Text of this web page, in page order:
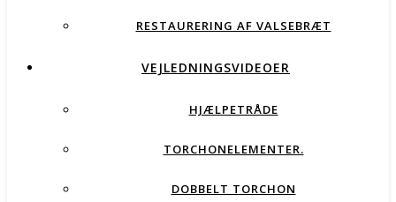
RESTAURERING AF VALSEBRÆT
VEJLEDNINGSVIDEOER
HJÆLPETRÅDE
TORCHONELEMENTER.
DOBBELT TORCHON